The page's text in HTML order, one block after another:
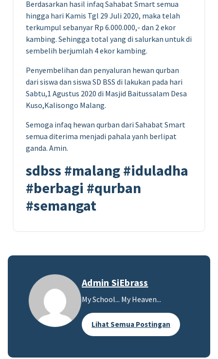
Berdasarkan hasil infaq Sahabat Smart semua
hingga hari Kamis Tgl 29 Juli 2020, maka telah
terkumpul sebanyar Rp 6.000.000,- dan 2 ekor
kambing. Sehingga total yang di salurkan untuk di
sembelih berjumlah 4 ekor kambing.
Penyembelihan dan penyaluran hewan qurban
dari siswa dan siswa SD BSS di lakukan pada hari
Sabtu,1 Agustus 2020 di Masjid Baitussalam Desa
Kuso,Kalisongo Malang.
Semoga infaq hewan qurban dari Sahabat Smart
semua diterima menjadi pahala yanh berlipat
ganda. Amin.
sdbss #malang #iduladha
#berbagi #qurban
#semangat
Admin SiEbrass
My School... My Heaven...
Lihat Semua Postingan